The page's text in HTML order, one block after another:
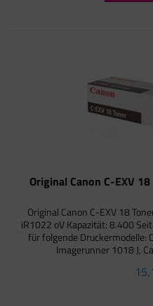
Original Canon C-EXV
Original Canon C-EXV 18
iR1022 oV Kapazität: 8.400
für folgende Druckermodelle:
Imagerunner 1018 J,